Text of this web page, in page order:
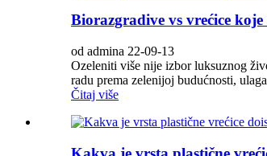
Biorazgradive vs vrećice
od admina 22-09-13
Ozeleniti više nije izbor luksuznog
radu prema zelenijoj budućnosti,
Čitaj više